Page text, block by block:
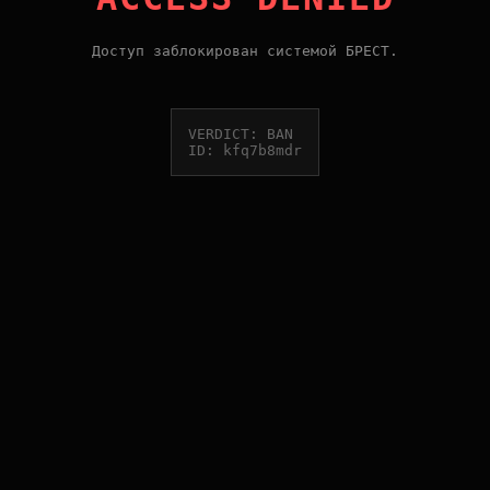
Доступ заблокирован системой БРЕСТ.
VERDICT: BAN
ID: kfq7b8mdr